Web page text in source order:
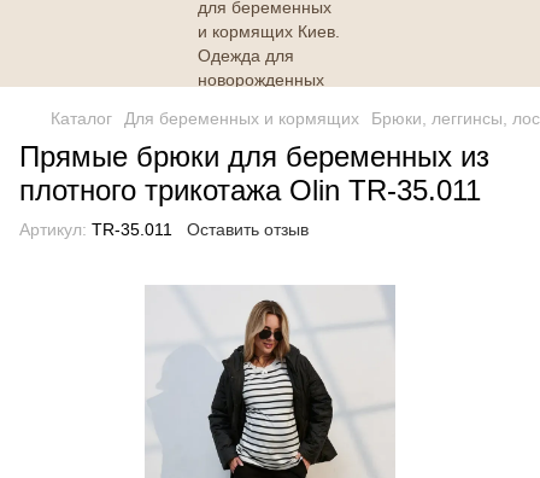
Каталог Для беременных и кормящих Брюки, леггинсы,
Прямые брюки для беременных из
плотного трикотажа Olin TR-35.011
Артикул: TR-35.011 Оставить отзыв